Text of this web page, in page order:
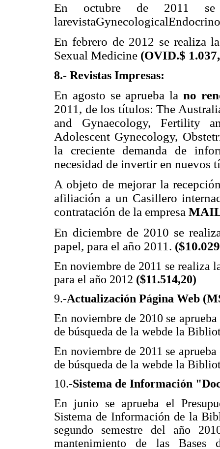
En octubre de 2011
En febrero de 2012 se realiza
Sexual Medicine (OVID.$
8.- Revistas Impresas:
En agosto se aprueba lano
2011, de los títulos: The
and Gynaecology, Fertility
Adolescent Gynecology,
la creciente demanda de
necesidad de invertir en nuevos
A objeto de mejorar la
afiliación a un Casillero
contratación de la empresa
En diciembre de 2010 se
papel, para el año 2011.
En noviembre de 2011 se realiza
para el año 2012 ($11.514,20)
9.-Actualización Página Web
En noviembre de 2010 se
de búsqueda de la webde la
En noviembre de 2011 se
de búsqueda de la webde la
10.-Sistema de Información
En junio se aprueba el
Sistema de Información de la
segundo semestre del año
mantenimiento de las Bases